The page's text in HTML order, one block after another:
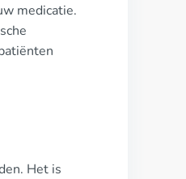
medicatie.
Het is